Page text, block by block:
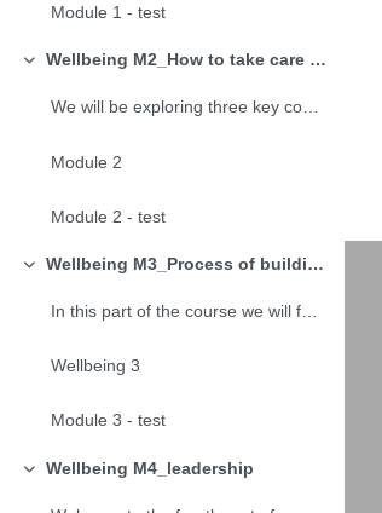
Module 1 - test
Minimalizuj Wellbeing M2_How to take care of yourself
We will be exploring three key components of Wellb...
Module 2
Module 2 - test
Minimalizuj Wellbeing M3_Process of building and implenting wellbeing in the organisation
In this part of the course we will focus on the st...
Wellbeing 3
Module 3 - test
Minimalizuj
Wellbeing M4_leadership